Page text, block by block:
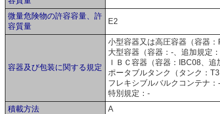
微量危険物の許容容量、許
容質量
E2
容器及び包装に関する規定
小型容器又は高圧容器（容器
大型容器（容器：-、追加規定
ＩＢＣ容器（容器：IBC08、
ポータブルタンク（タンク：
フレキシブルバルクコンテナ：-
特別規定：-
積載方法
A